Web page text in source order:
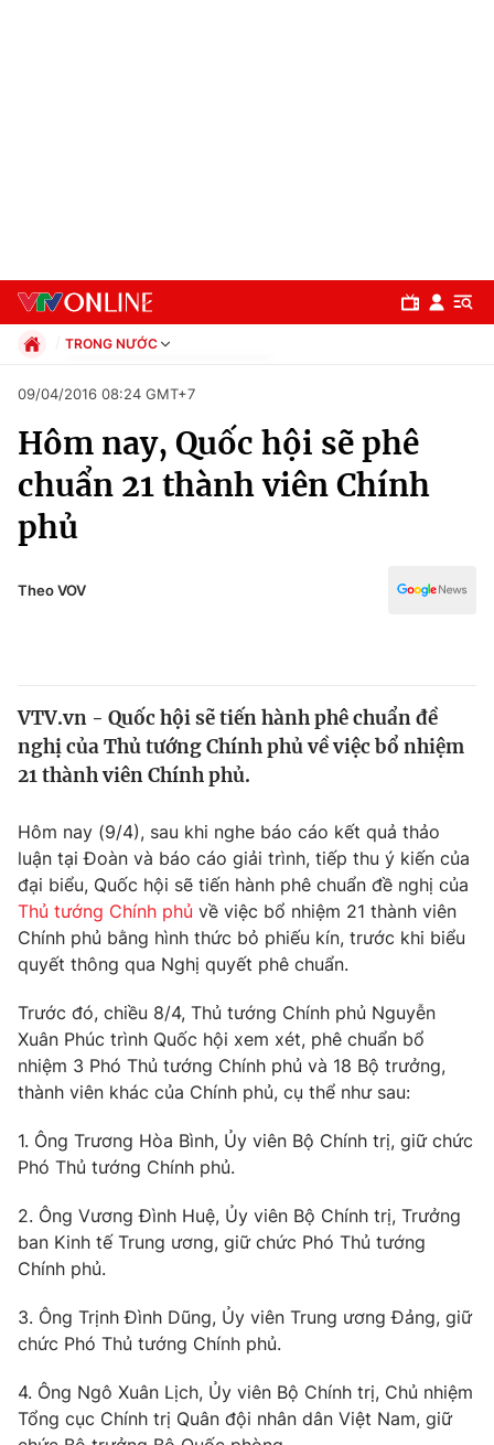
Chuyên mục
Chính trị
Thế giới
Thế giới đó đây
Câu chuyện quốc tế
Kinh tế
Tài chính
Thị trường
Góc doanh nghiệp
Dữ liệu và đời sống
Truyền hình
Hậu trường
Nhân vật
Khán giả
Giải sao mai
Giải trí
Điện ảnh
Âm nhạc
Sao
Đời sống
Làm đẹp
Chất lượng cuộc sống
Giáo dục
Học trực tuyến
Công nghệ
Hitech Công nghệ tương lai
Thị trường
Tư vấn
Giao lưu trực tuyến
Lịch phát sóng
Chuyên mục khác
TRONG NƯỚC
Xã hội
Pháp luật
Kinh tế
Thể thao
Truyền hình
09/04/2016 08:24 GMT+7
Hôm nay, Quốc hội sẽ phê
chuẩn 21 thành viên Chính
phủ
Theo VOV
VTV.vn - Quốc hội sẽ tiến hành phê chuẩn đề
nghị của Thủ tướng Chính phủ về việc bổ nhiệm
21 thành viên Chính phủ.
Hôm nay (9/4), sau khi nghe báo cáo kết quả thảo
luận tại Đoàn và báo cáo giải trình, tiếp thu ý kiến của
đại biểu, Quốc hội sẽ tiến hành phê chuẩn đề nghị của
Thủ tướng Chính phủ về việc bổ nhiệm 21 thành viên
Chính phủ bằng hình thức bỏ phiếu kín, trước khi biểu
quyết thông qua Nghị quyết phê chuẩn.
Trước đó, chiều 8/4, Thủ tướng Chính phủ Nguyễn
Xuân Phúc trình Quốc hội xem xét, phê chuẩn bổ
nhiệm 3 Phó Thủ tướng Chính phủ và 18 Bộ trưởng,
thành viên khác của Chính phủ, cụ thể như sau:
1. Ông Trương Hòa Bình, Ủy viên Bộ Chính trị, giữ chức
Phó Thủ tướng Chính phủ.
2. Ông Vương Đình Huệ, Ủy viên Bộ Chính trị, Trưởng
ban Kinh tế Trung ương, giữ chức Phó Thủ tướng
Chính phủ.
3. Ông Trịnh Đình Dũng, Ủy viên Trung ương Đảng, giữ
chức Phó Thủ tướng Chính phủ.
4. Ông Ngô Xuân Lịch, Ủy viên Bộ Chính trị, Chủ nhiệm
Tổng cục Chính trị Quân đội nhân dân Việt Nam, giữ